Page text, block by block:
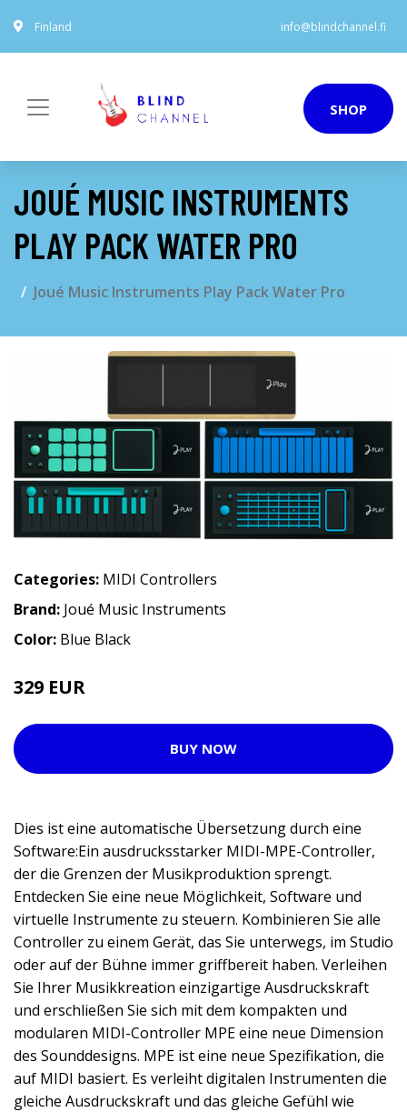
Finland info@blindchannel.fi
SHOP
JOUÉ MUSIC INSTRUMENTS
PLAY PACK WATER PRO
Joué Music Instruments Play Pack Water Pro
Categories: MIDI Controllers
Brand: Joué Music Instruments
Color: Blue Black
329 EUR
BUY NOW
Dies ist eine automatische Übersetzung durch eine
Software:Ein ausdrucksstarker MIDI-MPE-Controller,
der die Grenzen der Musikproduktion sprengt.
Entdecken Sie eine neue Möglichkeit, Software und
virtuelle Instrumente zu steuern. Kombinieren Sie alle
Controller zu einem Gerät, das Sie unterwegs, im Studio
oder auf der Bühne immer griffbereit haben. Verleihen
Sie Ihrer Musikkreation einzigartige Ausdruckskraft
und erschließen Sie sich mit dem kompakten und
modularen MIDI-Controller MPE eine neue Dimension
des Sounddesigns. MPE ist eine neue Spezifikation, die
auf MIDI basiert. Es verleiht digitalen Instrumenten die
gleiche Ausdruckskraft und das gleiche Gefühl wie